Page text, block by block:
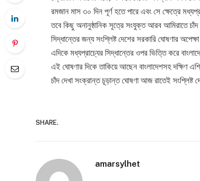
রমজান মাস ৩০ দিন পূর্ণ হতে পারে এবং সে ক্ষেত্রে
তবে কিছু অনানুষ্ঠানিক সূত্রে সংযুক্ত আরব আমিরাতে চাঁদ
সিদ্ধান্তের জন্য সংশ্লিষ্ট দেশের সরকারি ঘোষণার
এদিকে মধ্যপ্রাচ্যের সিদ্ধান্তের ওপর ভিত্তি করে
এই ঘোষণার দিকে তাকিয়ে আছেন বাংলাদেশসহ দক্ষিণ
চাঁদ দেখা সংক্রান্ত চূড়ান্ত ঘোষণা আজ রাতেই সংশ্লিষ্ট
SHARE.
amarsylhet